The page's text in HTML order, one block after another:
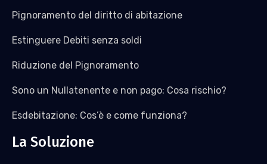
Pignoramento del diritto di abitazione
Estinguere Debiti senza soldi
Riduzione del Pignoramento
Sono un Nullatenente e non pago: Cosa rischio?
Esdebitazione: Cos’è e come funziona?
La Soluzione